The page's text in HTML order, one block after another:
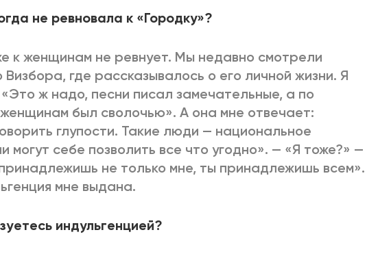
не ревновала к «Городку»?
к женщинам не ревнует. Мы недавно смотрели
где рассказывалось о его личной жизни. Я
ж надо, песни писал замечательные, а по
был сволочью». А она мне отвечает:
глупости. Такие люди — национальное
могут себе позволить все что угодно». — «Я тоже?» —
не только мне, ты принадлежишь всем».
мне выдана.
индульгенцией?